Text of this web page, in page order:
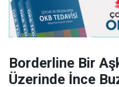
Borderline Bir
Üzerinde İnce